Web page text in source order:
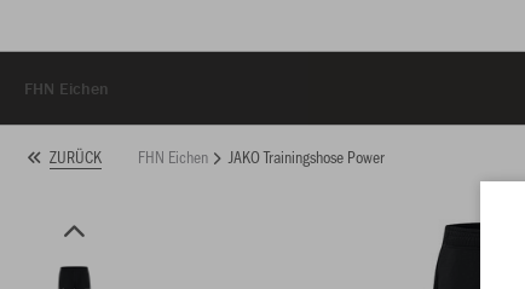
FHN Eichen
ZURÜCK FHN Eichen JAKO Trainingshose Power